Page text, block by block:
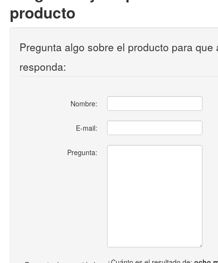
producto
Pregunta algo sobre el producto para que
responda:
Nombre:
E-mail:
Pregunta: